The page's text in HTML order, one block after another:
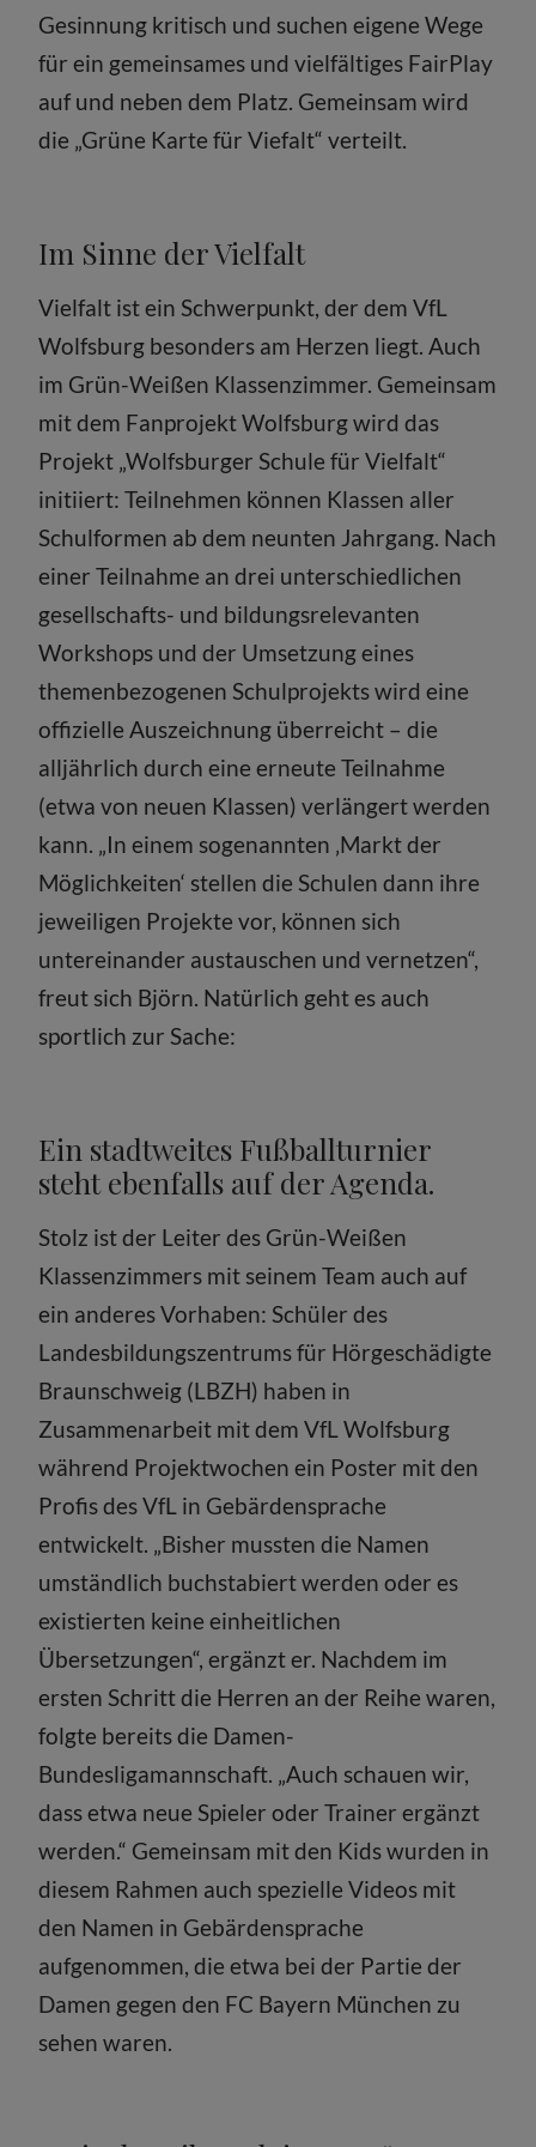
Gesinnung kritisch und suchen eigene Wege
für ein gemeinsames und vielfältiges FairPlay
auf und neben dem Platz. Gemeinsam wird
die „Grüne Karte für Viefalt“ verteilt.
Im Sinne der Vielfalt
Vielfalt ist ein Schwerpunkt, der dem VfL
Wolfsburg besonders am Herzen liegt. Auch
im Grün-Weißen Klassenzimmer. Gemeinsam
mit dem Fanprojekt Wolfsburg wird das
Projekt „Wolfsburger Schule für Vielfalt“
initiiert: Teilnehmen können Klassen aller
Schulformen ab dem neunten Jahrgang. Nach
einer Teilnahme an drei unterschiedlichen
gesellschafts- und bildungs­relevanten
Workshops und der Umsetzung eines
themenbezogenen Schul­projekts wird eine
offizielle Auszeichnung überreicht – die
alljährlich durch eine erneute Teilnahme
(etwa von neuen Klassen) verlängert werden
kann. „In einem sogenannten ‚Markt der
Möglichkeiten‘ stellen die Schulen dann ihre
jeweiligen Projekte vor, können sich
untereinander austauschen und vernetzen“,
freut sich Björn. Natürlich geht es auch
sportlich zur Sache:
Ein stadtweites Fußballturnier
steht ebenfalls auf der Agenda.
Stolz ist der Leiter des Grün-Weißen
Klassenzimmers mit seinem Team auch auf
ein anderes Vorhaben: Schüler des
Landesbildungszentrums für Hörgeschädigte
Braunschweig (LBZH) haben in
Zusammenarbeit mit dem VfL Wolfsburg
während Projektwochen ein Poster mit den
Profis des VfL in Gebärdensprache
entwickelt. „Bisher mussten die Namen
umständlich buchstabiert werden oder es
existierten keine einheitlichen
Übersetzungen“, ergänzt er. Nachdem im
ersten Schritt die Herren an der Reihe waren,
folgte bereits die Damen-
Bundesligamannschaft. „Auch schauen wir,
dass etwa neue Spieler oder Trainer ergänzt
werden.“ Gemeinsam mit den Kids wurden in
diesem Rahmen auch spezielle Videos mit
den Namen in Gebärdensprache
aufgenommen, die etwa bei der Partie der
Damen gegen den FC Bayern München zu
sehen waren.